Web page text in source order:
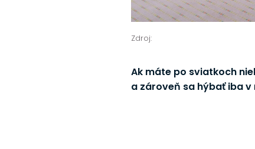
Zdroj:
Ak máte po sviatkoch
a zároveň sa hýbať iba